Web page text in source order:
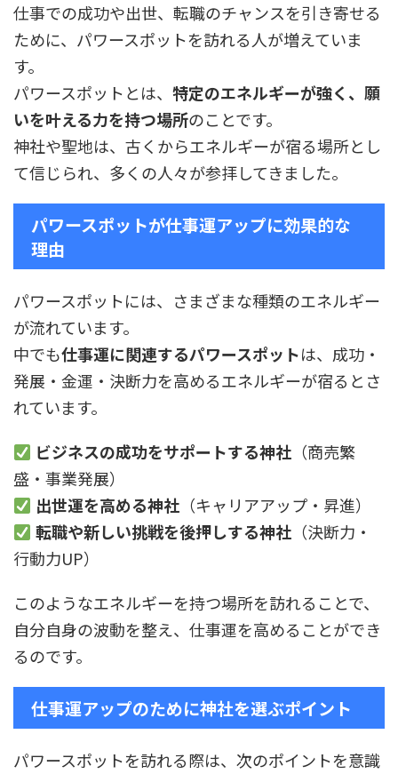
仕事での成功や出世、転職のチャンスを引き寄せる
ために、パワースポットを訪れる人が増えていま
す。
パワースポットとは、 特定のエネルギーが強く、願
いを叶える力を持つ場所のことです。
神社や聖地は、古くからエネルギーが宿る場所とし
て信じられ、多くの人々が参拝してきました。
パワースポットが仕事運アップに効果的な
理由
パワースポットには、さまざまな種類のエネルギー
が流れています。
中でも仕事運に関連するパワースポットは、成功・
発展・金運・決断力を高めるエネルギーが宿るとさ
れています。
ビジネスの成功をサポートする神社（商売繁
盛・事業発展）
出世運を高める神社（キャリアアップ・昇進）
転職や新しい挑戦を後押しする神社（決断力・
行動力UP）
このようなエネルギーを持つ場所を訪れることで、
自分自身の波動を整え、仕事運を高めることができ
るのです。
仕事運アップのために神社を選ぶポイント
パワースポットを訪れる際は、次のポイントを意識